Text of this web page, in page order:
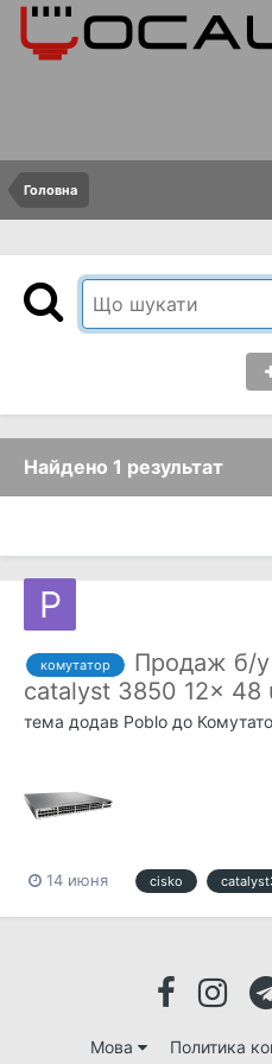
Головна
Найдено 1 результат
комутатор
Продаж б/у
catalyst 3850 12x 48
тема додав Poblo до
14 июня cisko
Мова
Политика